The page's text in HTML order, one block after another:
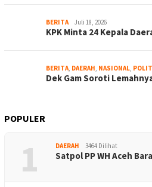
BERITA Juli 18, 2026
KPK Minta 24 Kepala
BERITA DAERAH NASIONAL
Dek Gam Soroti
POPULER
1 DAERAH 3464 Dilihat
Satpol PP WH Aceh